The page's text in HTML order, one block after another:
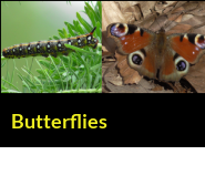
Butterflies